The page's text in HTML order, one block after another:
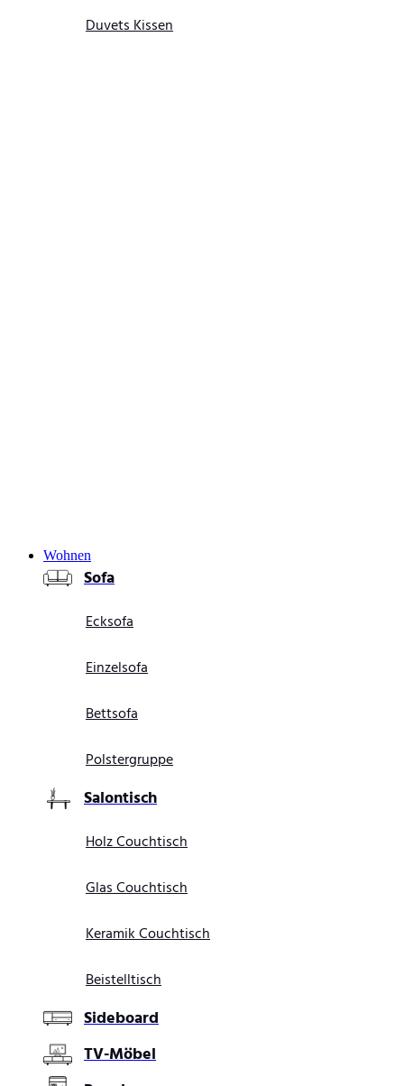
Duvets Kissen
Wohnen
Sofa
Ecksofa
Einzelsofa
Bettsofa
Polstergruppe
Salontisch
Holz Couchtisch
Glas Couchtisch
Keramik Couchtisch
Beistelltisch
Sideboard
TV-Möbel